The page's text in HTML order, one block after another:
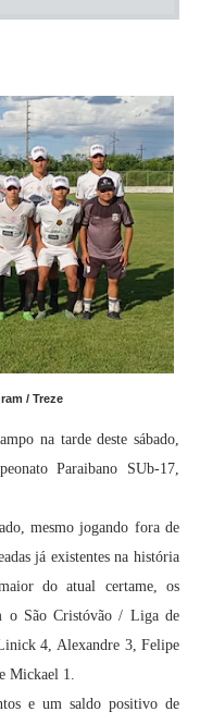
/ Treze
na tarde deste sábado,
Paraibano SUb-17,
mesmo jogando fora de
já existentes na história
do atual certame, os
o São Cristóvão / Liga de
4,Alexandre 3,Felipe
Mickael1.
e um saldo positivo de